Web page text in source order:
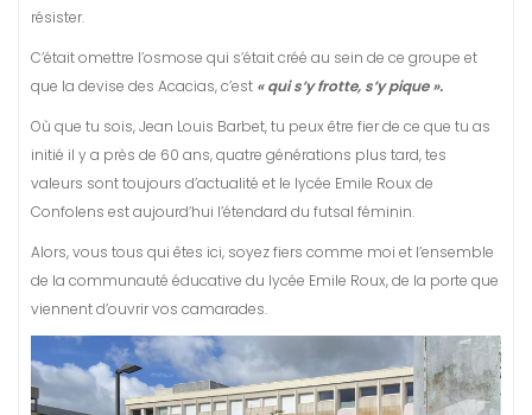
résister.
C’était omettre l’osmose qui s’était créé au sein de ce groupe et
que la devise des Acacias, c’est « qui s’y frotte, s’y pique ».
Où que tu sois, Jean Louis Barbet, tu peux être fier de ce que tu as
initié il y a près de 60 ans, quatre générations plus tard, tes
valeurs sont toujours d’actualité et le lycée Emile Roux de
Confolens est aujourd’hui l’étendard du futsal féminin.
Alors, vous tous qui êtes ici, soyez fiers comme moi et l’ensemble
de la communauté éducative du lycée Emile Roux, de la porte que
viennent d’ouvrir vos camarades.